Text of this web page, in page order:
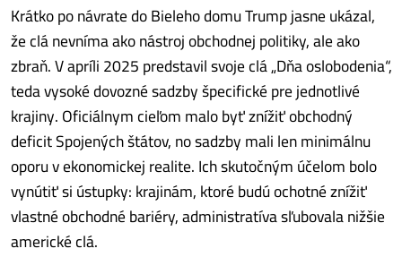
Krátko po návrate do Bieleho domu Trump jasne ukázal,
že clá nevníma ako nástroj obchodnej politiky, ale ako
zbraň. V apríli 2025 predstavil svoje clá „Dňa oslobodenia“,
teda vysoké dovozné sadzby špecifické pre jednotlivé
krajiny. Oficiálnym cieľom malo byť znížiť obchodný
deficit Spojených štátov, no sadzby mali len minimálnu
oporu v ekonomickej realite. Ich skutočným účelom bolo
vynútiť si ústupky: krajinám, ktoré budú ochotné znížiť
vlastné obchodné bariéry, administratíva sľubovala nižšie
americké clá.